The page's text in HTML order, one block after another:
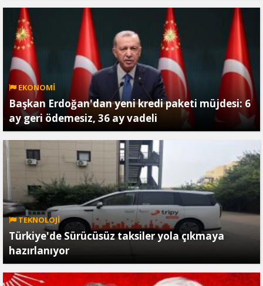
EKONOMİ
Başkan Erdoğan'dan yeni kredi paketi müjdesi: 6
ay geri ödemesiz, 36 ay vadeli
TEKNOLOJİ
Türkiye'de Sürücüsüz taksiler yola çıkmaya
hazırlanıyor